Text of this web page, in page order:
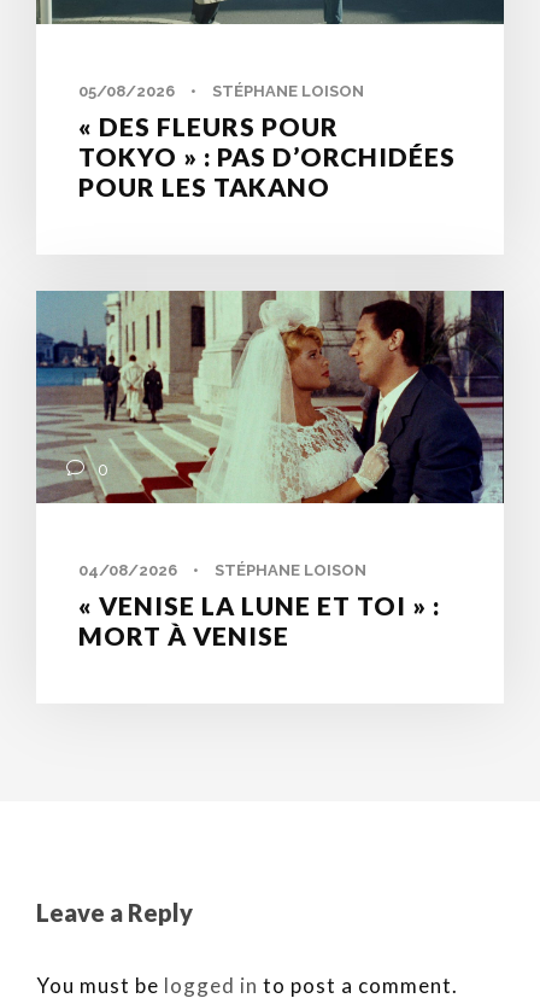
05/08/2026 • STÉPHANE LOISON
« DES FLEURS POUR
TOKYO » : PAS D’ORCHIDÉES
POUR LES TAKANO
0
04/08/2026 • STÉPHANE LOISON
« VENISE LA LUNE ET TOI » :
MORT À VENISE
Leave a Reply
You must be logged in to post a comment.